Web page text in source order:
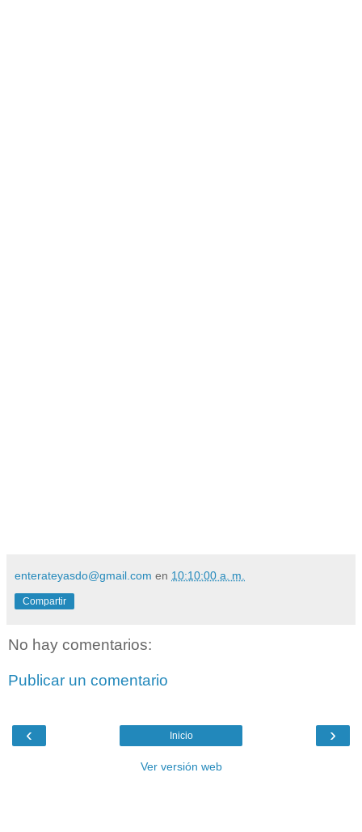
enterateyasdo@gmail.com en 10:10:00 a. m.
Compartir
No hay comentarios:
Publicar un comentario
‹ ›
Inicio
Ver versión web